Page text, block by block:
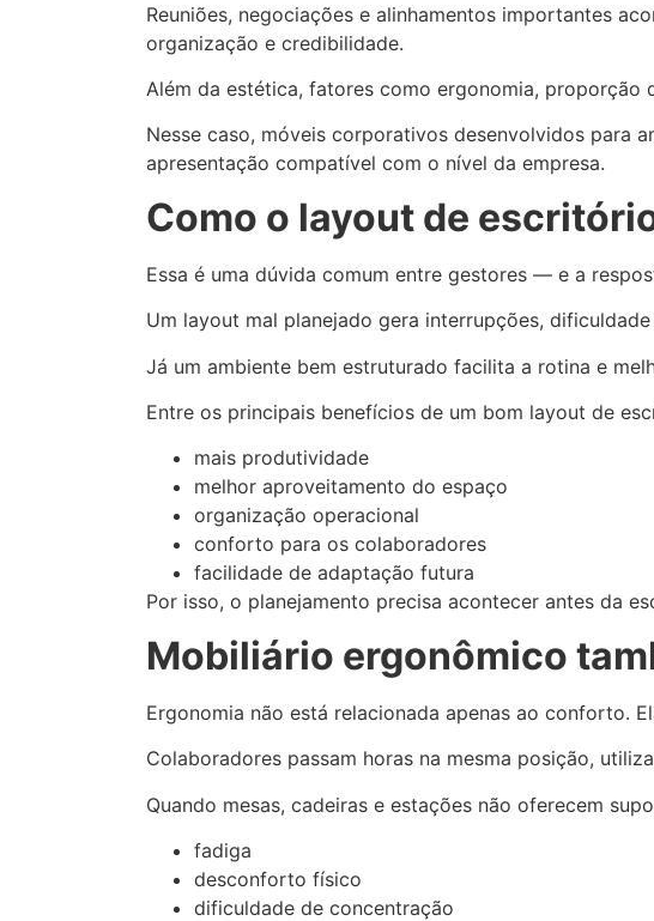
Reuniões, negociações e alinhamentos importantes
organização e credibilidade.
Além da estética, fatores como ergonomia,
Nesse caso, móveis corporativos desenvolvidos para
apresentação compatível com o nível da empresa.
Como o layout de
Essa é uma dúvida comum entre gestores — e a
Um layout mal planejado gera interrupções,
Já um ambiente bem estruturado facilita a rotina e
Entre os principais benefícios de um bom layout de
mais produtividade
melhor aproveitamento do espaço
organização operacional
conforto para os colaboradores
facilidade de adaptação futura
Por isso, o planejamento precisa acontecer antes da
Mobiliário ergonômico
Ergonomia não está relacionada apenas ao conforto.
Colaboradores passam horas na mesma posição,
Quando mesas, cadeiras e estações não oferecem
fadiga
desconforto físico
dificuldade de concentração